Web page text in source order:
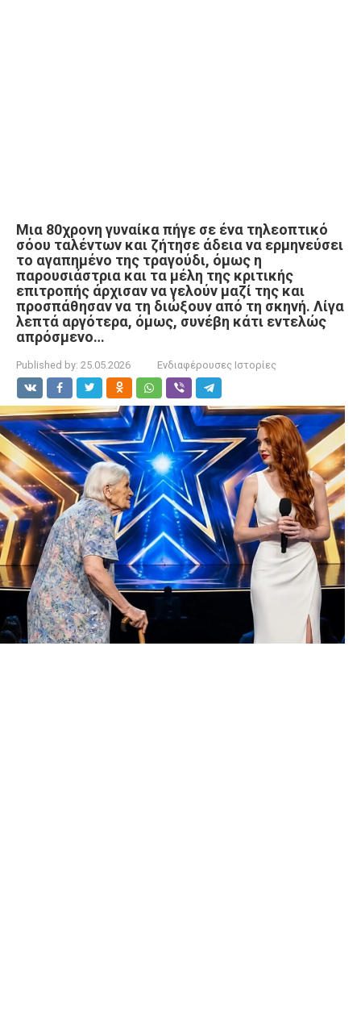
Μια 80χρονη γυναίκα πήγε σε ένα τηλεοπτικό
σόου ταλέντων και ζήτησε άδεια να ερμηνεύσει
το αγαπημένο της τραγούδι, όμως η
παρουσιάστρια και τα μέλη της κριτικής
επιτροπής άρχισαν να γελούν μαζί της και
προσπάθησαν να τη διώξουν από τη σκηνή. Λίγα
λεπτά αργότερα, όμως, συνέβη κάτι εντελώς
απρόσμενο…
Published by: 25.05.2026 Ενδιαφέρουσες Ιστορίες